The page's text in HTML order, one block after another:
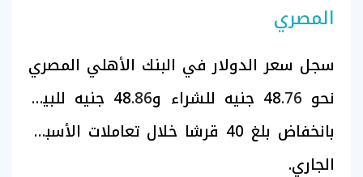
المصري
سجل سعر الدولار في البنك الأهلي المصري
نحو 48 .76 جنيه للشراء و48.86
جنيه للبيع،
بانخفاض بلغ 40 قرشا خلال تعاملات الأسبوع
الجاري.